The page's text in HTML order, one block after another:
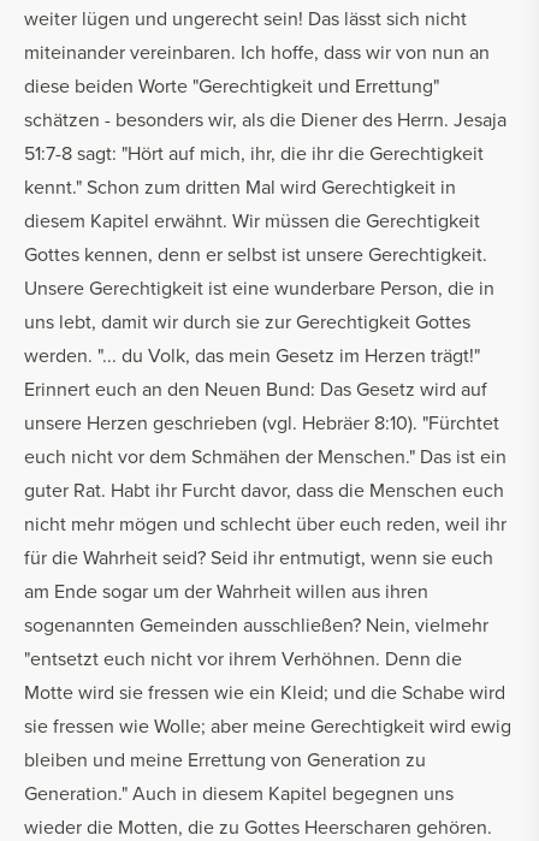
weiter lügen und ungerecht sein! Das lässt sich nicht
miteinander vereinbaren. Ich hoffe, dass wir von nun an
diese beiden Worte "Gerechtigkeit und Errettung"
schätzen - besonders wir, als die Diener des Herrn. Jesaja
51:7-8 sagt: "Hört auf mich, ihr, die ihr die Gerechtigkeit
kennt." Schon zum dritten Mal wird Gerechtigkeit in
diesem Kapitel erwähnt. Wir müssen die Gerechtigkeit
Gottes kennen, denn er selbst ist unsere Gerechtigkeit.
Unsere Gerechtigkeit ist eine wunderbare Person, die in
uns lebt, damit wir durch sie zur Gerechtigkeit Gottes
werden. "... du Volk, das mein Gesetz im Herzen trägt!"
Erinnert euch an den Neuen Bund: Das Gesetz wird auf
unsere Herzen geschrieben (vgl. Hebräer 8:10). "Fürchtet
euch nicht vor dem Schmähen der Menschen." Das ist ein
guter Rat. Habt ihr Furcht davor, dass die Menschen euch
nicht mehr mögen und schlecht über euch reden, weil ihr
für die Wahrheit seid? Seid ihr entmutigt, wenn sie euch
am Ende sogar um der Wahrheit willen aus ihren
sogenannten Gemeinden ausschließen? Nein, vielmehr
"entsetzt euch nicht vor ihrem Verhöhnen. Denn die
Motte wird sie fressen wie ein Kleid; und die Schabe wird
sie fressen wie Wolle; aber meine Gerechtigkeit wird ewig
bleiben und meine Errettung von Generation zu
Generation." Auch in diesem Kapitel begegnen uns
wieder die Motten, die zu Gottes Heerscharen gehören.